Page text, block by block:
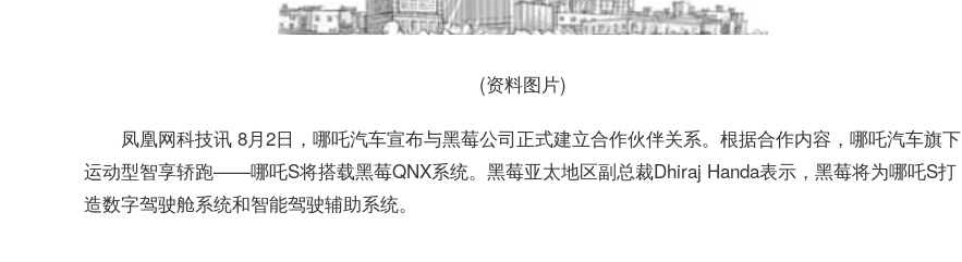
(资料图片)
凤凰网科技讯 8月2日，哪吒汽车宣布与黑莓公司正式建立合作伙伴关系。根据合作内容，哪吒汽车旗下
运动型智享轿跑——哪吒S将搭载黑莓QNX系统。黑莓亚太地区副总裁Dhiraj Handa表示，黑莓将为哪吒S打
造数字驾驶舱系统和智能驾驶辅助系统。